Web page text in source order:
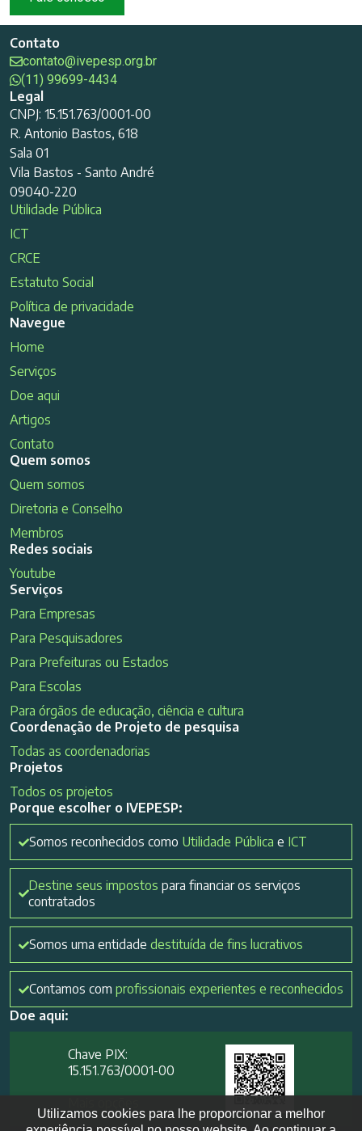
Contato
contato@ivepesp.org.br
(11) 99699-4434
Legal
CNPJ: 15.151.763/0001-00
R. Antonio Bastos, 618
Sala 01
Vila Bastos - Santo André
09040-220
Utilidade Pública
ICT
CRCE
Estatuto Social
Política de privacidade
Navegue
Home
Serviços
Doe aqui
Artigos
Contato
Quem somos
Quem somos
Diretoria e Conselho
Membros
Redes sociais
Youtube
Serviços
Para Empresas
Para Pesquisadores
Para Prefeituras ou Estados
Para Escolas
Para órgãos de educação, ciência e cultura
Coordenação de Projeto de pesquisa
Todas as coordenadorias
Projetos
Todos os projetos
Porque escolher o IVEPESP:
Somos reconhecidos como Utilidade Pública e ICT
Destine seus impostos para financiar os serviços
contratados
Somos uma entidade destituída de fins lucrativos
Contamos com profissionais experientes e reconhecidos
Doe aqui:
Chave PIX:
15.151.763/0001-00​
Utilizamos cookies para lhe proporcionar a melhor